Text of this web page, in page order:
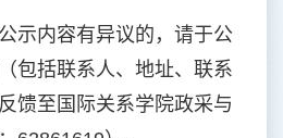
示内容有异议的，请于公
包括联系人、地址、联系
馈至国际关系学院政采与